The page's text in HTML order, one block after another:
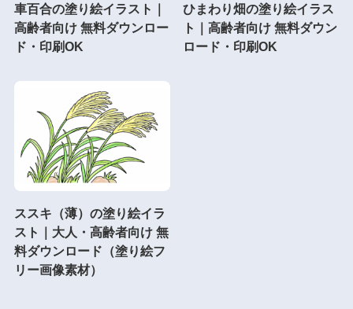
車百合の塗り絵イラスト｜
高齢者向け 無料ダウンロー
ド・印刷OK
ひまわり畑の塗り絵イラス
ト｜高齢者向け 無料ダウン
ロード・印刷OK
ススキ（薄）の塗り絵イラ
スト｜大人・高齢者向け 無
料ダウンロード（塗り絵フ
リー画像素材）